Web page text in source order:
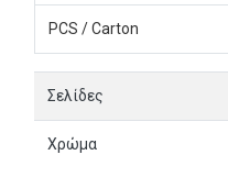
PCS / Carton
Σελίδες
Χρώμα